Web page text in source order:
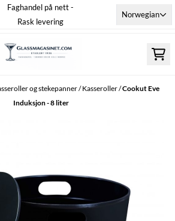
Faghandel på nett -
Rask levering
Norwegian
og stekepanner/Kasseroller/Cookut Eve
Induksjon - 8 liter